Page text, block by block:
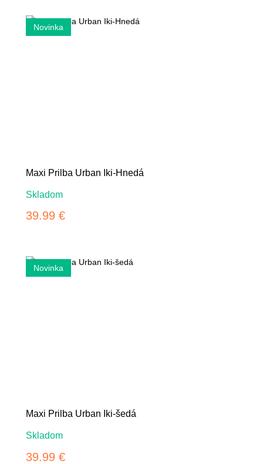
Maxi Prilba Urban Iki-Hnedá
Skladom
39.99 €
Maxi Prilba Urban Iki-šedá
Skladom
39.99 €